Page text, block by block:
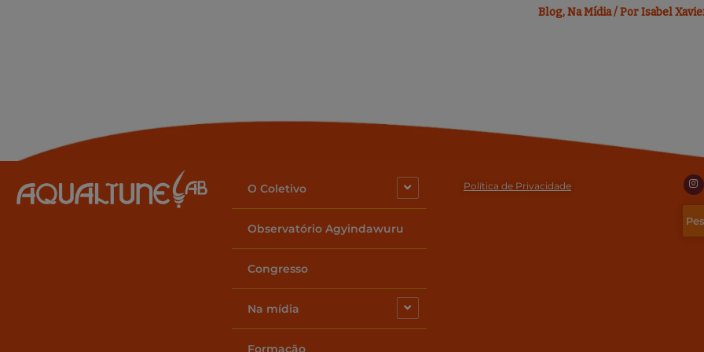
Blog,Na Mídia/ PorIsabel
O Coletivo
Observatório Agyindawuru
Congresso
Na mídia
Formação
Política de Privacidade
I
n
s
g